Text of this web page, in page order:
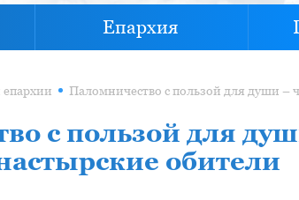
Епархия
епархии
с пользой для
обители